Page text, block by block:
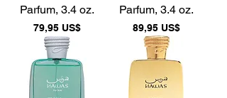
Parfum, 3.4 oz.
Precio
79,95 US$
Parfum, 3.4 oz.
Precio
89,95 US$